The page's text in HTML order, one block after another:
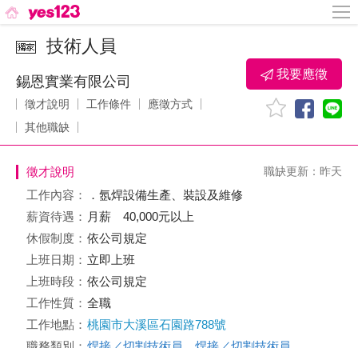
技術人員
錫恩實業有限公司
徵才說明 工作條件
應徵方式
其他職缺
我要應徵
徵才說明 職缺更新：昨天
工作內容：
．氬焊設備生產、裝設及維修
薪資待遇： 月薪 40,000元以上
休假制度： 依公司規定
上班日期： 立即上班
上班時段： 依公司規定
工作性質： 全職
工作地點： 桃園市大溪區石園路788號